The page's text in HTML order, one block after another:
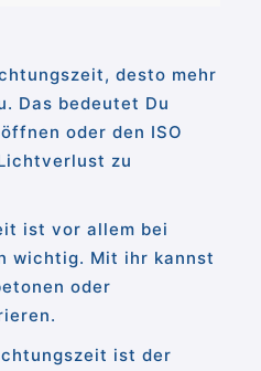
desto mehr
Das bedeutet Du
oder den ISO
zu
ist vor allem bei
wichtig. Mit ihr kannst
oder
ist der